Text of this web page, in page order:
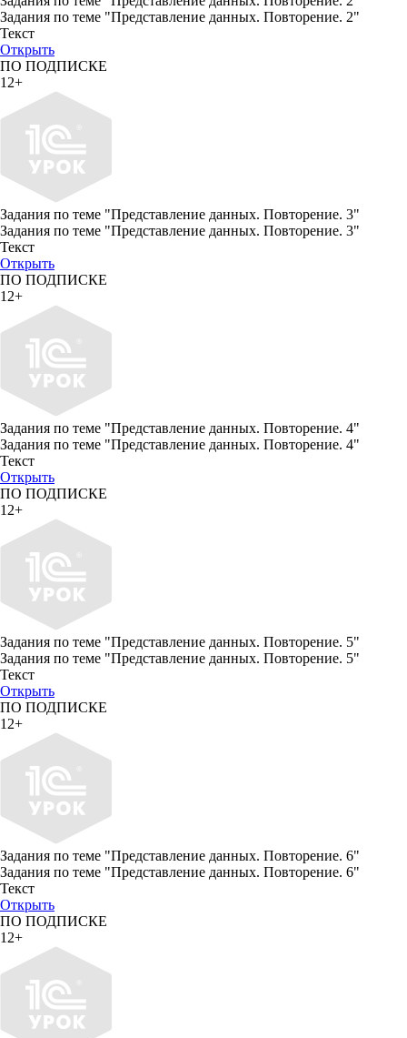
Задания по теме "Представление данных. Повторение. 2"
Текст
Открыть
ПО ПОДПИСКЕ
12+
Задания по теме "Представление данных. Повторение. 3"
Задания по теме "Представление данных. Повторение. 3"
Текст
Открыть
ПО ПОДПИСКЕ
12+
Задания по теме "Представление данных. Повторение. 4"
Задания по теме "Представление данных. Повторение. 4"
Текст
Открыть
ПО ПОДПИСКЕ
12+
Задания по теме "Представление данных. Повторение. 5"
Задания по теме "Представление данных. Повторение. 5"
Текст
Открыть
ПО ПОДПИСКЕ
12+
Задания по теме "Представление данных. Повторение. 6"
Задания по теме "Представление данных. Повторение. 6"
Текст
Открыть
ПО ПОДПИСКЕ
12+